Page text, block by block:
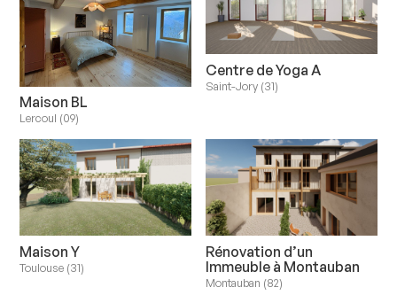
Maison BL
Lercoul (09)
Centre de Yoga A
Saint-Jory (31)
Maison Y
Toulouse (31)
Rénovation d’un
Immeuble à Montauban
Montauban (82)